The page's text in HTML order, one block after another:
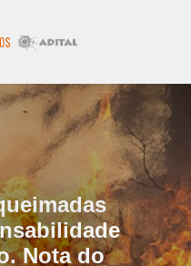
Nota do